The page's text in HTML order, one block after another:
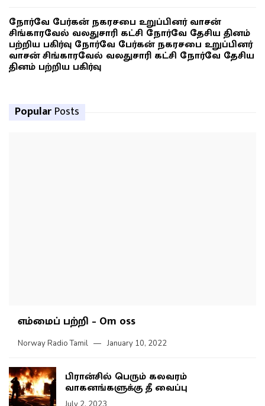
நோர்வே பேர்கன் நகரசபை உறுப்பினர் வாசன்
சிங்காரவேல் வலதுசாரி கட்சி நோர்வே தேசிய தினம்
பற்றிய பகிர்வு நோர்வே பேர்கன் நகரசபை உறுப்பினர்
வாசன் சிங்காரவேல் வலதுசாரி கட்சி நோர்வே தேசிய
தினம் பற்றிய பகிர்வு
Popular Posts
எம்மைப் பற்றி – Om oss
Norway Radio Tamil January 10, 2022
பிரான்சில் பெரும் கலவரம்
வாகனங்களுக்கு தீ வைப்பு